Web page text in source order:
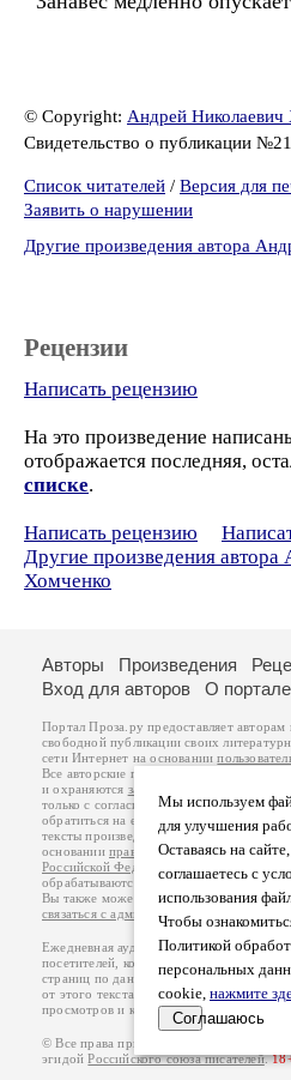
© Copyright: Андрей Николаевич
Свидетельство о публикации
Список читателей / Версия для
Заявить о нарушении
Другие произведения автора
Рецензии
Написать рецензию
На это произведение
отображается последняя,
списке.
Написать рецензию
Другие произведения автора
Хомченко
Мы используем
для улучшения
Оставаясь на
соглашаетесь с
использования
Чтобы
Политикой
персональных
cookie, нажмите
Соглашаюсь
Авторы Произведения
Вход для авторов
О портале
Портал Проза.ру предоставляет авторам
свободной публикации своих
сети Интернет на основании
Все авторские права на произведения
и охраняются законом
. Перепечатка
только с согласия его автора, к
обратиться на его авторской странице.
тексты произведений авторы несут
основанииправил публикациии
Российской Федерации
обрабатываются на основанииПолитики
Вы также можете посмотреть более
связаться с администрацией
Ежедневная аудитория портала
посетителей, которые в общей сумме
страниц по данным счетчика
от этого текста. В каждой графе
просмотров и количество посетителей.
© Все права принадлежат авторам,
эгидойРоссийского союза писателей.